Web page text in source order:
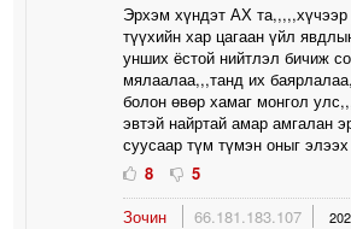
Эрхэм хүндэт АХ
түүхийн хар цагаан үйл
унших ёстой нийтлэл бичиж
мялаалаа,,,танд их
болон өвөр хамаг монгол
эвтэй найртай амар амгалан
суусаар түм түмэн оныг
8
5
Зочин
66.181.183.107